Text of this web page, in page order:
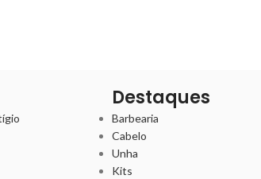
Destaques
Barbearia
Cabelo
Unha
Kits